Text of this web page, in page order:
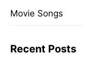
Movie Songs
Recent Posts